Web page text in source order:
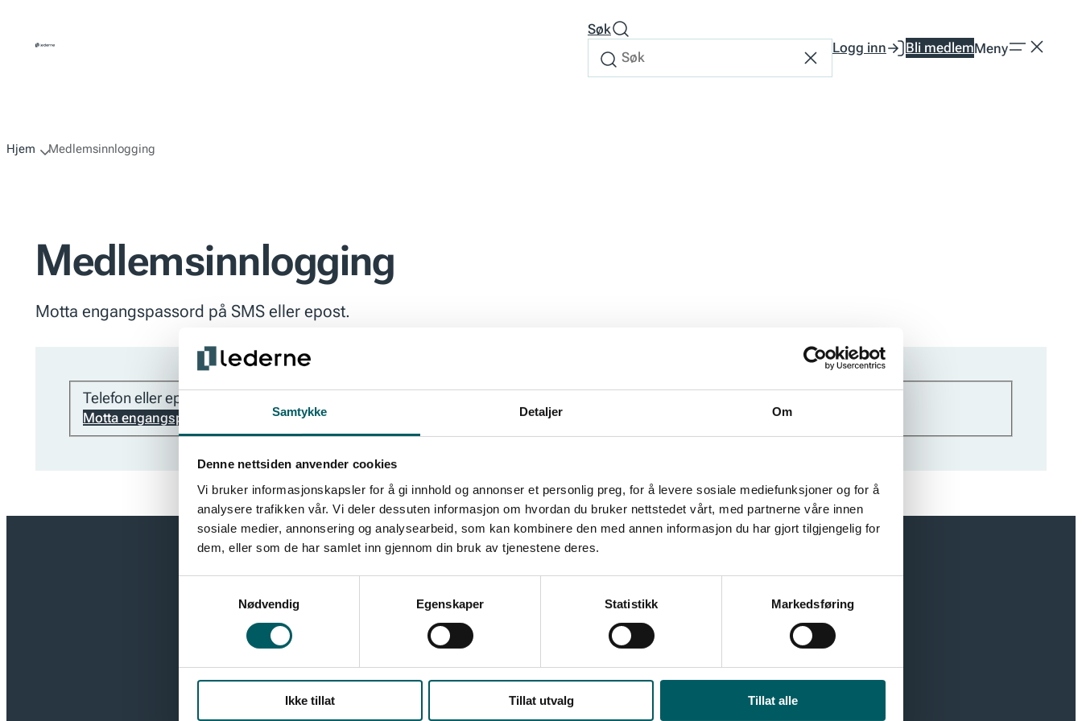
Samtykke Detaljer Om
Denne nettsiden anvender cookies
Vi bruker informasjonskapsler for å gi innhold og annonser et personlig preg, for å levere sosiale mediefunksjoner og for å
analysere trafikken vår. Vi deler dessuten informasjon om hvordan du bruker nettstedet vårt, med partnerne våre innen
sosiale medier, annonsering og analysearbeid, som kan kombinere den med annen informasjon du har gjort tilgjengelig for
dem, eller som de har samlet inn gjennom din bruk av tjenestene deres.
Nødvendig
Egenskaper Statistikk Markedsføring
Ikke tillat Tillat utvalg Tillat alle
Søk
Søk
Søk
etter
TilbakestillLogg inn Bli medlemMeny
Hjem Medlemsinnlogging
Medlemsinnlogging
Motta engangspassord på SMS eller epost.
Telefon eller epost
Motta engangspassord
Hold deg oppdatert med de viktigste nyhetene og innsiktene for moderne
ledelse. Meld deg på vårt nyhetsbrev og få tips, råd og inspirasjon som styrker
deg i rollen som leder.